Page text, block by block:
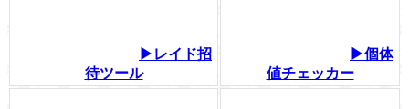
▶レイド招
待ツール
▶個体
値チェッカー